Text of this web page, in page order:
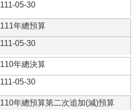
111-05-30
111年總預算
111-05-30
110年總決算
111-05-30
110年總預算第二次追加(減)預算